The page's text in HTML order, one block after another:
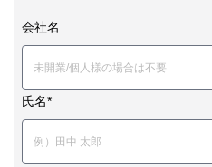
会社名
氏名*